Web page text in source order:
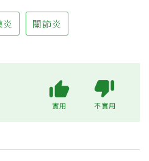
關節炎
實用 不實用